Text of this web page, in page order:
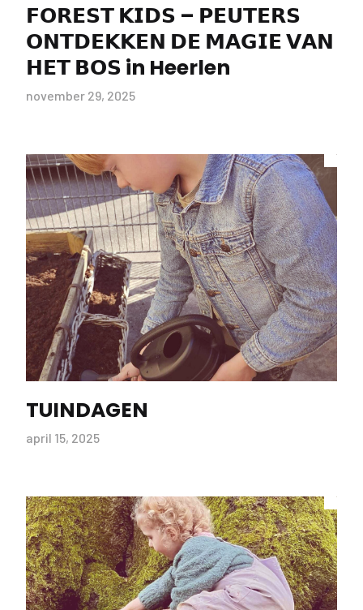
𝗙𝗢𝗥𝗘𝗦𝗧 𝗞𝗜𝗗𝗦 – 𝗣𝗘𝗨𝗧𝗘𝗥𝗦
𝗢𝗡𝗧𝗗𝗘𝗞𝗞𝗘𝗡 𝗗𝗘 𝗠𝗔𝗚𝗜𝗘 𝗩𝗔𝗡
𝗛𝗘𝗧 𝗕𝗢𝗦 in Heerlen
november 29, 2025
TUINDAGEN
april 15, 2025